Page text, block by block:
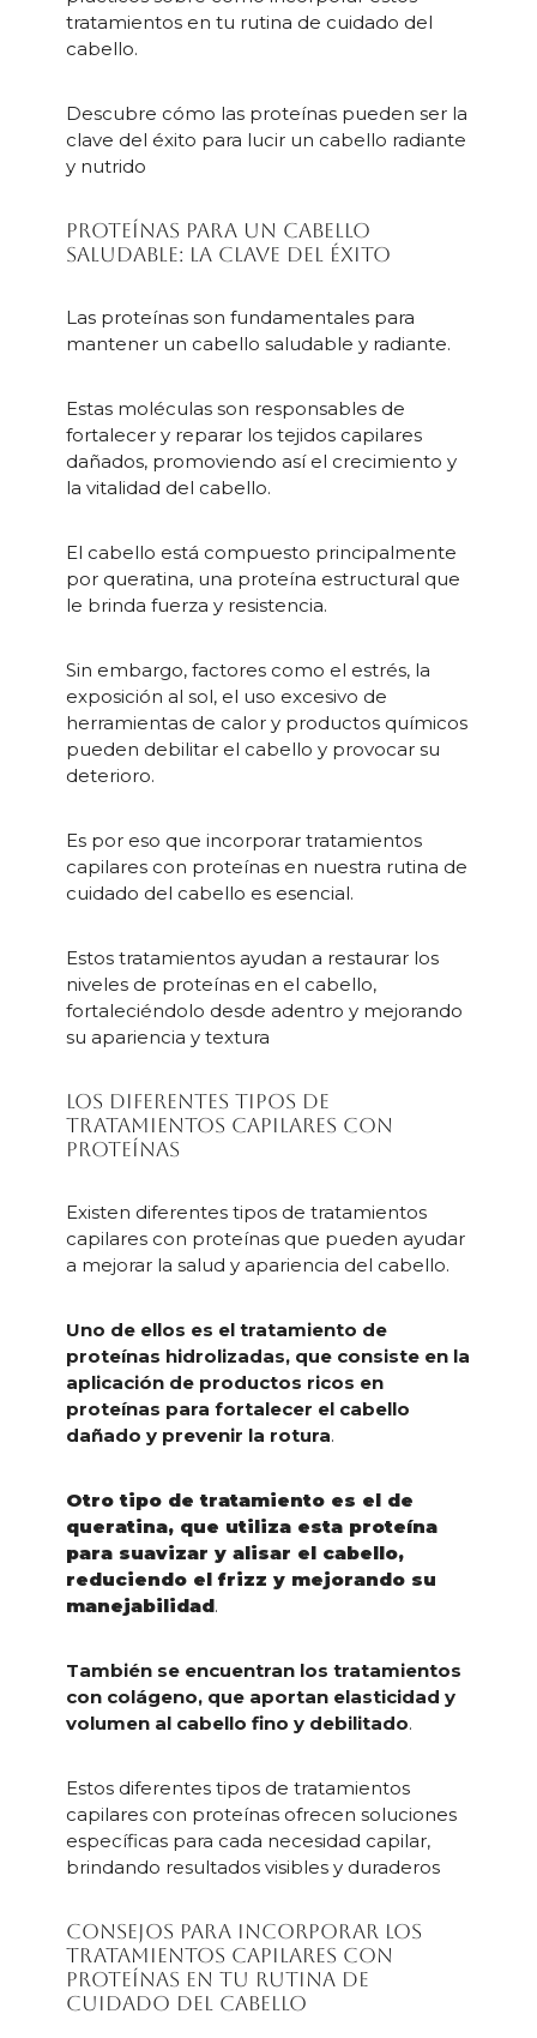
tratamientos en tu rutina de cuidado del
cabello.
Descubre cómo las proteínas pueden ser la
clave del éxito para lucir un cabello radiante
y nutrido
Proteínas para un cabello
saludable: la clave del éxito
Las proteínas son fundamentales para
mantener un cabello saludable y radiante.
Estas moléculas son responsables de
fortalecer y reparar los tejidos capilares
dañados, promoviendo así el crecimiento y
la vitalidad del cabello.
El cabello está compuesto principalmente
por queratina, una proteína estructural que
le brinda fuerza y resistencia.
Sin embargo, factores como el estrés, la
exposición al sol, el uso excesivo de
herramientas de calor y productos químicos
pueden debilitar el cabello y provocar su
deterioro.
Es por eso que incorporar tratamientos
capilares con proteínas en nuestra rutina de
cuidado del cabello es esencial.
Estos tratamientos ayudan a restaurar los
niveles de proteínas en el cabello,
fortaleciéndolo desde adentro y mejorando
su apariencia y textura
Los diferentes tipos de
tratamientos capilares con
proteínas
Existen diferentes tipos de tratamientos
capilares con proteínas que pueden ayudar
a mejorar la salud y apariencia del cabello.
Uno de ellos es el tratamiento de
proteínas hidrolizadas, que consiste en la
aplicación de productos ricos en
proteínas para fortalecer el cabello
dañado y prevenir la rotura.
Otro tipo de tratamiento es el de
queratina, que utiliza esta proteína
para suavizar y alisar el cabello,
reduciendo el frizz y mejorando su
manejabilidad.
También se encuentran los tratamientos
con colágeno, que aportan elasticidad y
volumen al cabello fino y debilitado.
Estos diferentes tipos de tratamientos
capilares con proteínas ofrecen soluciones
específicas para cada necesidad capilar,
brindando resultados visibles y duraderos
Consejos para incorporar los
tratamientos capilares con
proteínas en tu rutina de
cuidado del cabello